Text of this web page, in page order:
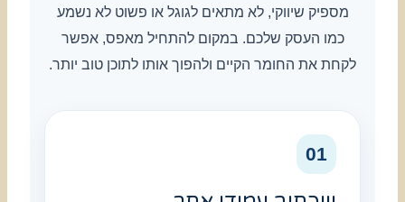
מספיק שיווקי, לא מתאים לגוגל או פשוט לא נשמע
כמו העסק שלכם. במקום להתחיל מאפס, אפשר
לקחת את החומר הקיים ולהפוך אותו לתוכן טוב יותר.
01